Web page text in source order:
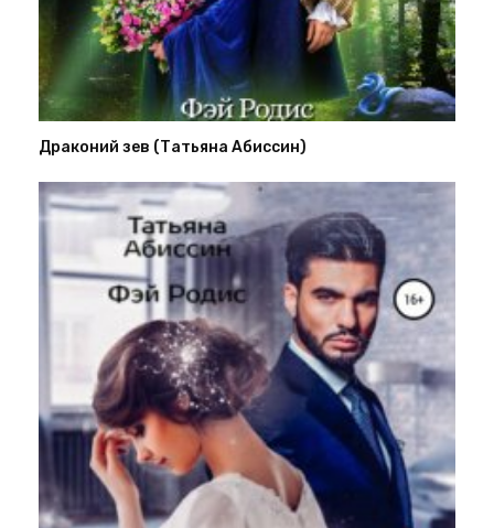
Драконий зев (Татьяна Абиссин)